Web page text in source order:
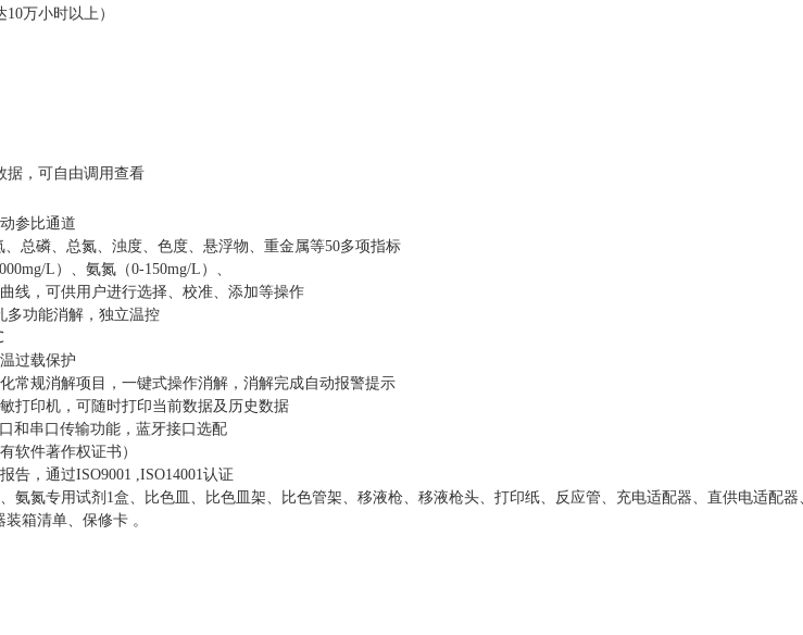
10万小时以上）
据，可自由调用查看
参比通道
、总磷、总氮、浊度、色度、 悬浮物、 重金属等50多项指标
L）、氨氮（0-150mg/L）、
曲线，可供用户进行选择、校准、添加等操作
多功能消解 ， 独立温控
过载保护
常规消解项目，一键式操作消解，消解完成自动报警提示
打印机 ， 可随时打印当前数据及历史数据
和串口传输功能，蓝牙接口选配
软件著作权证书）
告，通过ISO9001 ,ISO14001认证
氨氮专用试剂1盒、比色皿、比色皿架、比色管架、移液枪、移液枪头、打印纸、反应管、充电适配器、直供电适配器
箱清单、保修卡 。